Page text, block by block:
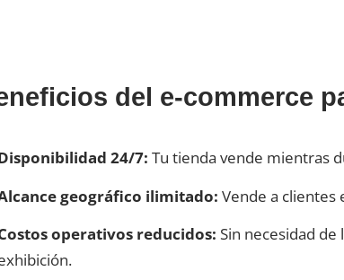
del e-commerce
24/7: Tu tienda vende mientras
geográfico ilimitado: Vende a clientes
operativos reducidos: Sin necesidad